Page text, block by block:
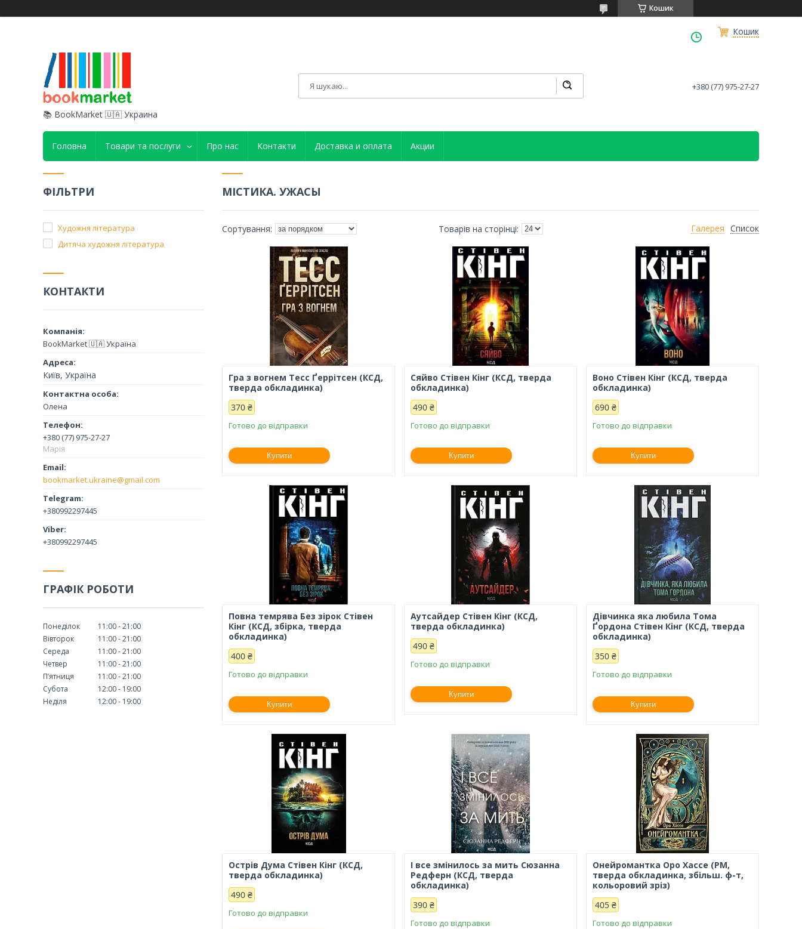
Кошик
Кошик
📚 BookMarket 🇺🇦 Украина
+380 (77) 975-27-27
Головна Товари та послуги Про нас Контакти Доставка и оплата Акции
МІСТИКА. УЖАСЫ
Галерея Список
Гра з вогнем Тесс Ґеррітсен (КСД,
тверда обкладинка)
370 ₴
Готово до відправки
Купити
Сяйво Стівен Кінг (КСД, тверда
обкладинка)
490 ₴
Готово до відправки
Купити
Воно Стівен Кінг (КСД, тверда
обкладинка)
690 ₴
Готово до відправки
Купити
Повна темрява Без зірок Стівен
Кінг (КСД, збірка, тверда
обкладинка)
400 ₴
Готово до відправки
Купити
Аутсайдер Стівен Кінг (КСД,
тверда обкладинка)
490 ₴
Готово до відправки
Купити
Дівчинка яка любила Тома
Ґордона Стівен Кінг (КСД, тверда
обкладинка)
350 ₴
Готово до відправки
Купити
Острів Дума Стівен Кінг (КСД,
тверда обкладинка)
490 ₴
Готово до відправки
І все змінилось за мить Сюзанна
Редферн (КСД, тверда
обкладинка)
390 ₴
Готово до відправки
Онейромантка Оро Хассе (РМ,
тверда обкладинка, збільш. ф-т,
кольоровий зріз)
405 ₴
Готово до відправки
ФІЛЬТРИ
Художня література
Дитяча художня література
КОНТАКТИ
BookMarket 🇺🇦 Україна
Київ, Україна
Олена
+380 (77) 975-27-27
Марія
bookmarket.ukraine@gmail.com
+380992297445
+380992297445
ГРАФІК РОБОТИ
Понеділок 11:00 21:00
Вівторок
11:00 21:00
Середа
11:00 21:00
Четвер
11:00 21:00
Пʼятниця
11:00 21:00
Субота
12:00
19:00
Неділя
12:00 19:00